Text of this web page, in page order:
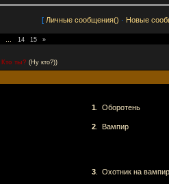
[ Личные сообщения() · Новые
… 14 15 »
Кто ты? (Ну кто?))
1. Оборотень
2. Вампир
3. Охотник на